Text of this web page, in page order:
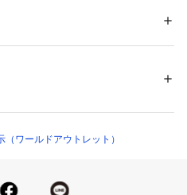
を施し、立体感のあるシルエッ
オメ柄が特徴。
のアイテムです。
ワールドアウトレット）